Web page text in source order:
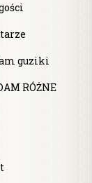
guziki
RÓŻNE